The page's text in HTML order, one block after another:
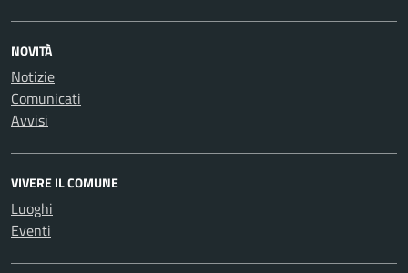
NOVITÀ
Notizie
Comunicati
Avvisi
VIVERE IL COMUNE
Luoghi
Eventi